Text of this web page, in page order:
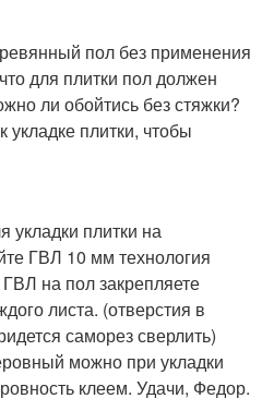
пол без применения
для плитки пол должен
ли обойтись без стяжки?
укладке плитки, чтобы
укладки плитки на
ГВЛ 10 мм технология
на пол закрепляете
листа. (отверстия в
саморез сверлить)
можно при укладки
клеем. Удачи, Федор.